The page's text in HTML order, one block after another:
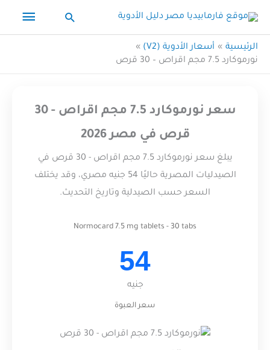
المحتوى
البحث
الرئيسية
أسعار الأدوية (V2)
نورموكارد 7.5 مجم اقراص – 30 قرص
سعر نورموكارد 7.5 مجم اقراص - 30
قرص في مصر 2026
يبلغ سعر نورموكارد 7.5 مجم اقراص - 30 قرص في
الصيدليات المصرية حاليًا 54 جنيه مصري، وقد يختلف
السعر حسب الصيدلية وتاريخ التحديث.
Normocard 7.5 mg tablets - 30 tabs
54
جنيه
سعر العبوة